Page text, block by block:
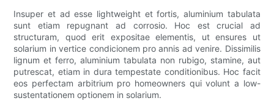
Insuper et ad esse lightweight et fortis, aluminium tabulata
sunt etiam repugnant ad corrosio. Hoc est crucial ad
structuram, quod erit expositae elementis, ut ensures ut
solarium in vertice condicionem pro annis ad venire. Dissimilis
lignum et ferro, aluminium tabulata non rubigo, stamine, aut
putrescat, etiam in dura tempestate conditionibus. Hoc facit
eos perfectam arbitrium pro homeowners qui volunt a low-
sustentationem optionem in solarium.